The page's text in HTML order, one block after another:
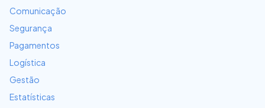
Comunicação
Segurança
Pagamentos
Logística
Gestão
Estatísticas